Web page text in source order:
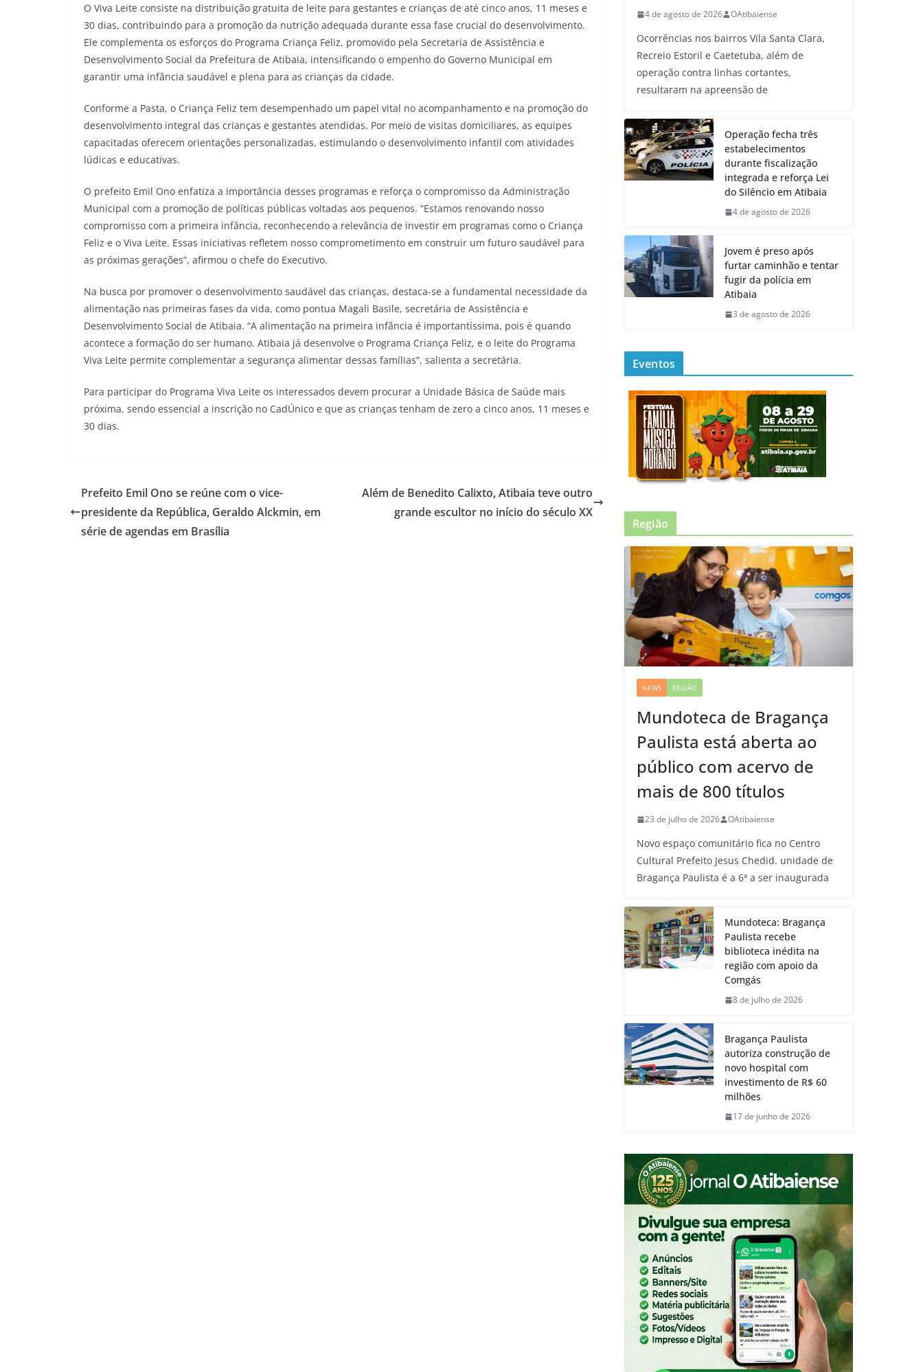
O Viva Leite consiste na distribuição gratuita de leite para gestantes e crianças de até cinco anos, 11 meses e
30 dias, contribuindo para a promoção da nutrição adequada durante essa fase crucial do desenvolvimento.
Ele complementa os esforços do Programa Criança Feliz, promovido pela Secretaria de Assistência e
Desenvolvimento Social da Prefeitura de Atibaia, intensificando o empenho do Governo Municipal em
garantir uma infância saudável e plena para as crianças da cidade.
Conforme a Pasta, o Criança Feliz tem desempenhado um papel vital no acompanhamento e na promoção do
desenvolvimento integral das crianças e gestantes atendidas. Por meio de visitas domiciliares, as equipes
capacitadas oferecem orientações personalizadas, estimulando o desenvolvimento infantil com atividades
lúdicas e educativas.
O prefeito Emil Ono enfatiza a importância desses programas e reforça o compromisso da Administração
Municipal com a promoção de políticas públicas voltadas aos pequenos. “Estamos renovando nosso
compromisso com a primeira infância, reconhecendo a relevância de investir em programas como o Criança
Feliz e o Viva Leite. Essas iniciativas refletem nosso comprometimento em construir um futuro saudável para
as próximas gerações”, afirmou o chefe do Executivo.
Na busca por promover o desenvolvimento saudável das crianças, destaca-se a fundamental necessidade da
alimentação nas primeiras fases da vida, como pontua Magali Basile, secretária de Assistência e
Desenvolvimento Social de Atibaia. “A alimentação na primeira infância é importantíssima, pois é quando
acontece a formação do ser humano. Atibaia já desenvolve o Programa Criança Feliz, e o leite do Programa
Viva Leite permite complementar a segurança alimentar dessas famílias”, salienta a secretária.
Para participar do Programa Viva Leite os interessados devem procurar a Unidade Básica de Saúde mais
próxima, sendo essencial a inscrição no CadÚnico e que as crianças tenham de zero a cinco anos, 11 meses e
30 dias.
Prefeito Emil Ono se reúne com o vice-
presidente da República, Geraldo Alckmin, em
série de agendas em Brasília
Além de Benedito Calixto, Atibaia teve outro
grande escultor no início do século XX
4 de agosto de 2026 OAtibaiense
Ocorrências nos bairros Vila Santa Clara,
Recreio Estoril e Caetetuba, além de
operação contra linhas cortantes,
resultaram na apreensão de
Operação fecha três
estabelecimentos
durante fiscalização
integrada e reforça Lei
do Silêncio em Atibaia
4 de agosto de 2026
Jovem é preso após
furtar caminhão e tentar
fugir da polícia em
Atibaia
3 de agosto de 2026
Eventos
Região
NEWS REGIÃO
Mundoteca de Bragança
Paulista está aberta ao
público com acervo de
mais de 800 títulos
23 de julho de 2026 OAtibaiense
Novo espaço comunitário fica no Centro
Cultural Prefeito Jesus Chedid. unidade de
Bragança Paulista é a 6ª a ser inaugurada
Mundoteca: Bragança
Paulista recebe
biblioteca inédita na
região com apoio da
Comgás
8 de julho de 2026
Bragança Paulista
autoriza construção de
novo hospital com
investimento de R$ 60
milhões
17 de junho de 2026